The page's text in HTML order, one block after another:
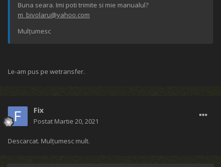
Buna seara. Imi poti trimite si mie manualul?
m_bivolaru@yahoo.com
Mulțumesc
Le-am pus pe wetransfer.
Fix
Postat Martie 20, 2021
Descarcat. Mulțumesc mult.